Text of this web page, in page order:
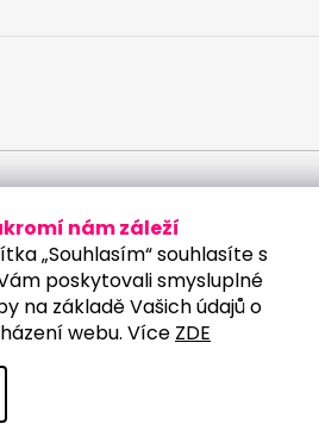
nám záleží
„Souhlasím“ souhlasíte s
poskytovali smysluplné
na základě Vašich údajů o
webu. Více ZDE
údajů